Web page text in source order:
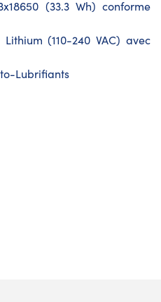
(33.3 Wh) conforme
(110-240 VAC) avec
Lubrifiants